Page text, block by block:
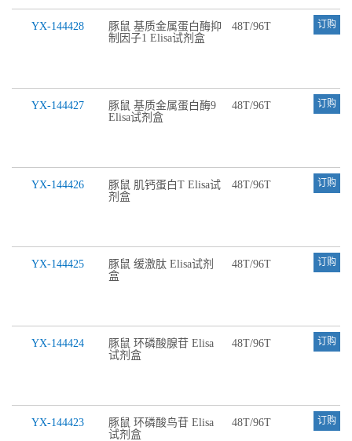
YX-144428
豚鼠 基质金属蛋白酶抑
制因子1 Elisa试剂盒
48T/96T 订购
YX-144427
豚鼠 基质金属蛋白酶9
Elisa试剂盒
48T/96T 订购
YX-144426
豚鼠 肌钙蛋白T Elisa试
剂盒
48T/96T 订购
YX-144425
豚鼠 缓激肽 Elisa试剂
盒
48T/96T 订购
YX-144424
豚鼠 环磷酸腺苷 Elisa
试剂盒
48T/96T 订购
YX-144423
豚鼠 环磷酸鸟苷 Elisa
试剂盒
48T/96T 订购